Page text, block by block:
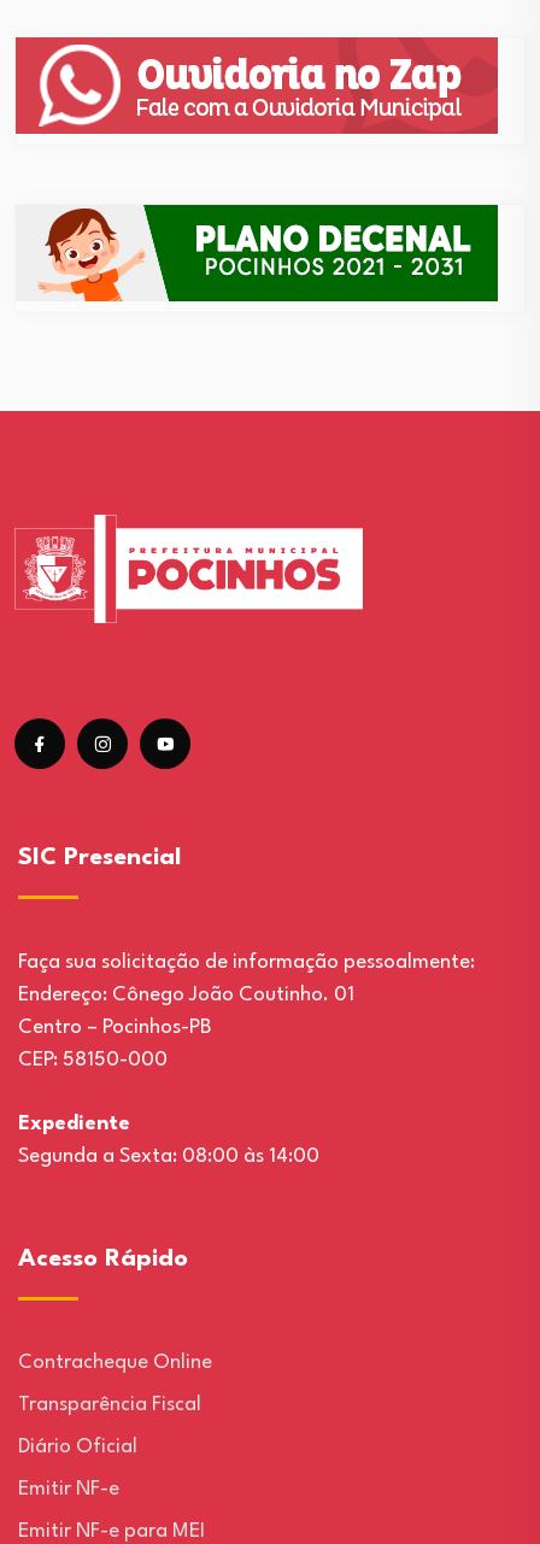
SIC Presencial
Faça sua solicitação de informação pessoalmente:
Endereço: Cônego João Coutinho. 01
Centro – Pocinhos-PB
CEP: 58150-000
Expediente
Segunda a Sexta: 08:00 às 14:00
Acesso Rápido
Contracheque Online
Transparência Fiscal
Diário Oficial
Emitir NF-e
Emitir NF-e para MEI